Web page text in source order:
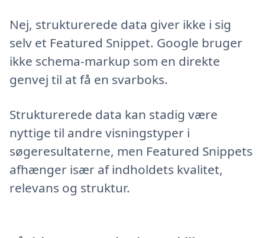
Nej, strukturerede data giver ikke i sig
selv et Featured Snippet. Google bruger
ikke schema-markup som en direkte
genvej til at få en svarboks.
Strukturerede data kan stadig være
nyttige til andre visningstyper i
søgeresultaterne, men Featured Snippets
afhænger især af indholdets kvalitet,
relevans og struktur.